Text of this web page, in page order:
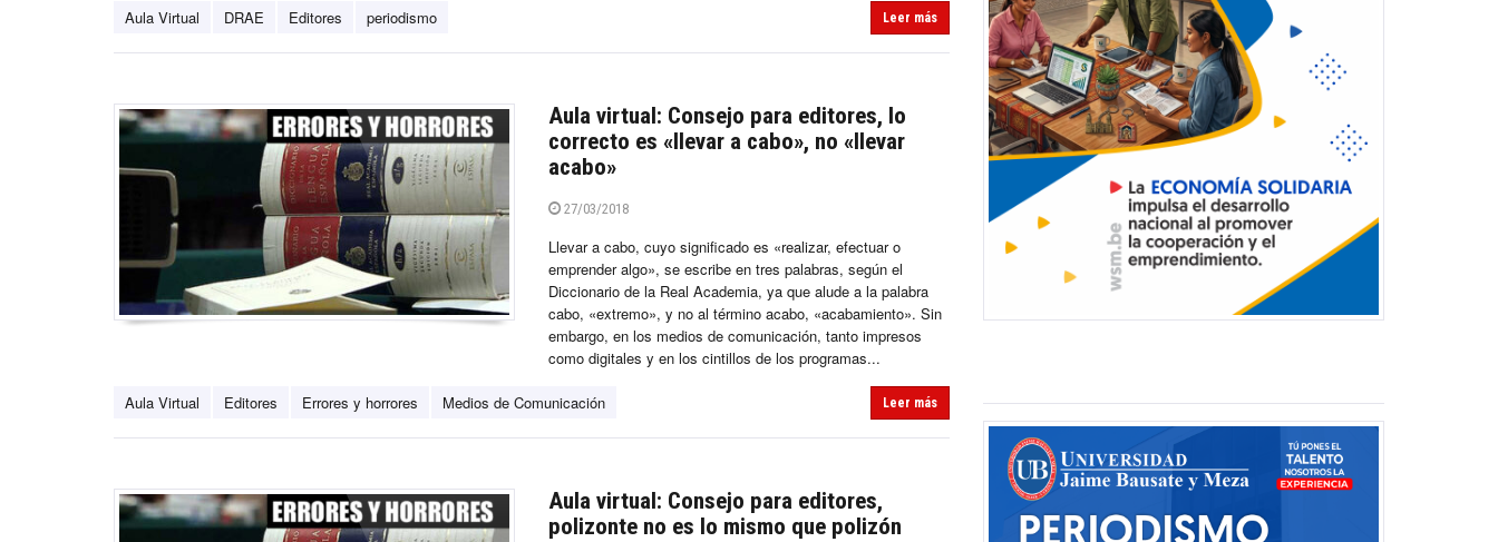
Aula Virtual DRAE Editores periodismo Leer más
Aula virtual: Consejo para editores, lo
correcto es «llevar a cabo», no «llevar
acabo»
27/03/2018
Llevar a cabo, cuyo significado es «realizar, efectuar o
emprender algo», se escribe en tres palabras, según el
Diccionario de la Real Academia, ya que alude a la palabra
cabo, «extremo», y no al término acabo, «acabamiento». Sin
embargo, en los medios de comunicación, tanto impresos
como digitales y en los cintillos de los programas...
Aula Virtual Editores Errores y horrores Medios de Comunicación Leer más
Aula virtual: Consejo para editores,
polizonte no es lo mismo que polizón